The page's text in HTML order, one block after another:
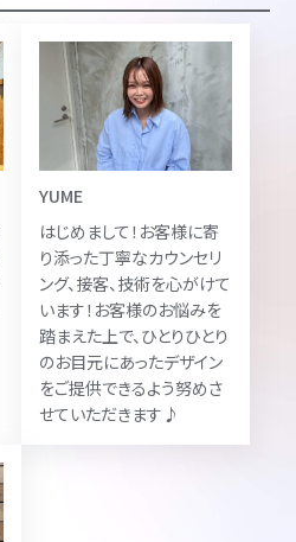
YUME
はじめまして！お客様に寄
り添った丁寧なカウンセリ
ング、接客、技術を心がけて
います！お客様のお悩みを
踏まえた上で、ひとりひとり
のお目元にあったデザイン
をご提供できるよう努めさ
せていただきます♪